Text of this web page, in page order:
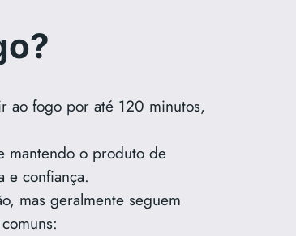
ao fogo por até 120 minutos,
mantendo o produto de
e confiança.
mas geralmente seguem